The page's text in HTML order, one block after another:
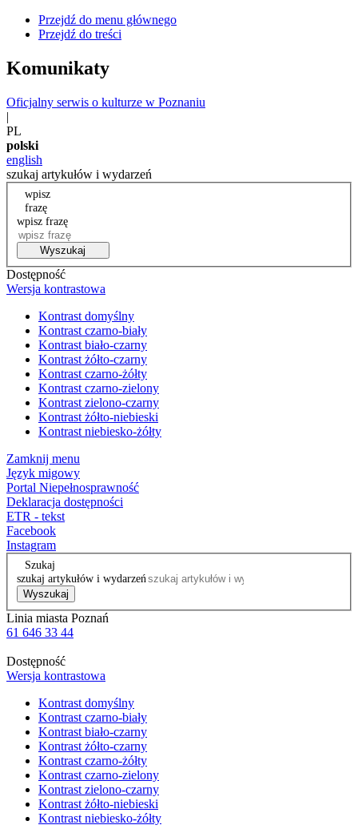
Przejdź do menu głównego
Przejdź do treści
Komunikaty
Oficjalny serwis o kulturze w Poznaniu
|
PL
polski
english
szukaj artykułów i wydarzeń
wpisz
frazę
wpisz frazę
Wyszukaj
Dostępność
Wersja kontrastowa
Kontrast domyślny
Kontrast czarno-biały
Kontrast biało-czarny
Kontrast żółto-czarny
Kontrast czarno-żółty
Kontrast czarno-zielony
Kontrast zielono-czarny
Kontrast żółto-niebieski
Kontrast niebiesko-żółty
Zamknij menu
Język migowy
Portal Niepełnosprawność
Deklaracja dostępności
ETR - tekst
Facebook
Instagram
Szukaj
szukaj artykułów i wydarzeń
Wyszukaj
Linia miasta Poznań
61 646 33 44
Dostępność
Wersja kontrastowa
Kontrast domyślny
Kontrast czarno-biały
Kontrast biało-czarny
Kontrast żółto-czarny
Kontrast czarno-żółty
Kontrast czarno-zielony
Kontrast zielono-czarny
Kontrast żółto-niebieski
Kontrast niebiesko-żółty